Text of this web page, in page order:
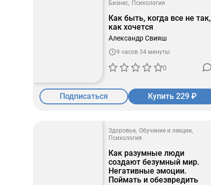
Бизнес Психология
Как быть, когда все не так,
как хочется
Александр Свияш
9 часов 34 минуты
0
Подписаться Купить 229 ₽
Здоровье Обучение и лекции
Психология
Как разумные люди
создают безумный мир.
Негативные эмоции.
Поймать и обезвредить